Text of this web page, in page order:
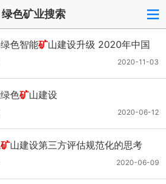
绿色矿业搜索
色智能矿山建设升级 2020年中国
色智能
山建设高峰论坛12月在济
2020-11-03
色矿山建设
2020-06-12
矿山建设第三方评估规范化的思考
2020-06-09